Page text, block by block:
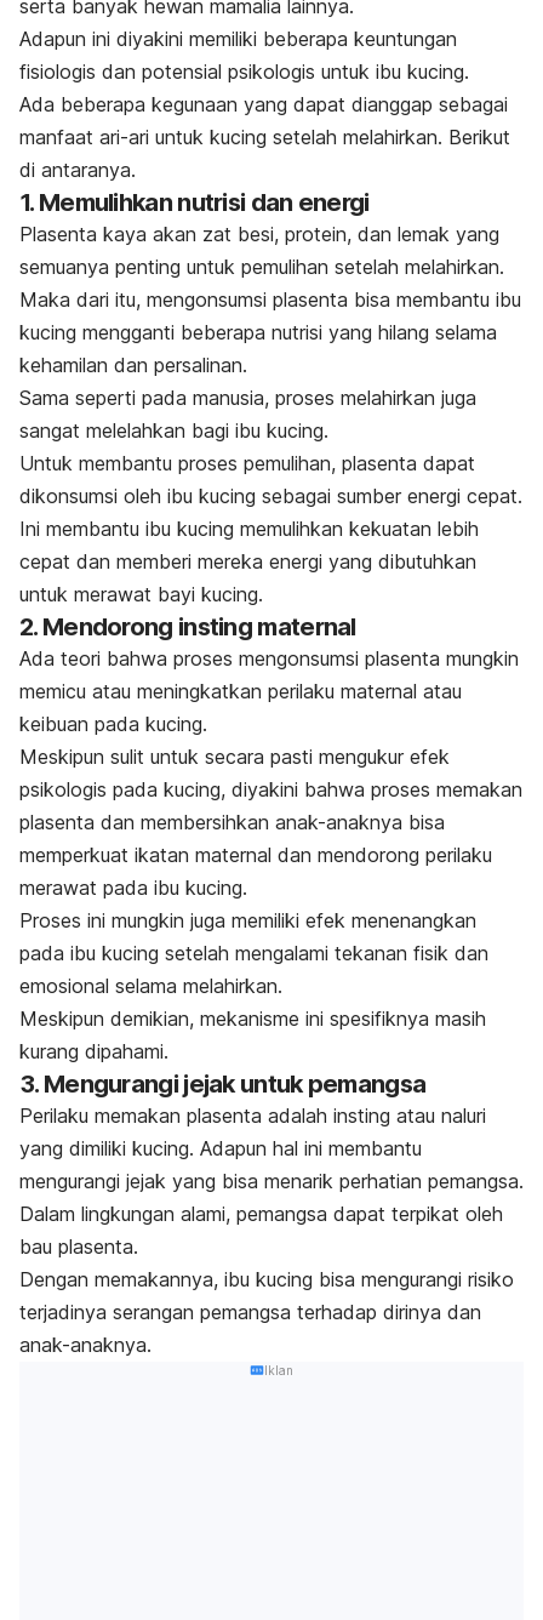
serta banyak hewan mamalia lainnya.
Adapun ini diyakini memiliki beberapa keuntungan
fisiologis dan potensial psikologis untuk ibu kucing.
Ada beberapa kegunaan yang dapat dianggap sebagai
manfaat ari-ari untuk kucing setelah melahirkan. Berikut
di antaranya.
1. Memulihkan nutrisi dan energi
Plasenta kaya akan zat besi, protein, dan lemak yang
semuanya penting untuk pemulihan setelah melahirkan.
Maka dari itu, mengonsumsi plasenta bisa membantu ibu
kucing mengganti beberapa nutrisi yang hilang selama
kehamilan dan persalinan.
Sama seperti pada manusia, proses melahirkan juga
sangat melelahkan bagi ibu kucing.
Untuk membantu proses pemulihan, plasenta dapat
dikonsumsi oleh ibu kucing sebagai sumber energi cepat.
Ini membantu ibu kucing memulihkan kekuatan lebih
cepat dan memberi mereka energi yang dibutuhkan
untuk merawat bayi kucing.
2. Mendorong insting maternal
Ada teori bahwa proses mengonsumsi plasenta mungkin
memicu atau meningkatkan perilaku maternal atau
keibuan pada kucing.
Meskipun sulit untuk secara pasti mengukur efek
psikologis pada kucing, diyakini bahwa proses memakan
plasenta dan membersihkan anak-anaknya bisa
memperkuat ikatan maternal dan mendorong perilaku
merawat pada ibu kucing.
Proses ini mungkin juga memiliki efek menenangkan
pada ibu kucing setelah mengalami tekanan fisik dan
emosional selama melahirkan.
Meskipun demikian, mekanisme ini spesifiknya masih
kurang dipahami.
3. Mengurangi jejak untuk pemangsa
Perilaku memakan plasenta adalah insting atau naluri
yang dimiliki kucing. Adapun hal ini membantu
mengurangi jejak yang bisa menarik perhatian pemangsa.
Dalam lingkungan alami, pemangsa dapat terpikat oleh
bau plasenta.
Dengan memakannya, ibu kucing bisa mengurangi risiko
terjadinya serangan pemangsa terhadap dirinya dan
anak-anaknya.
Iklan